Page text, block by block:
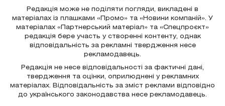
Редакція може не поділяти погляди, викладені в
матеріалах із плашками «Промо» та «Новини компаній». У
матеріалах «Партнерський матеріал» та «Спецпроєкт»
редакція бере участь у створенні контенту, однак
відповідальність за рекламні твердження несе
рекламодавець.
Редакція не несе відповідальності за фактичні дані,
твердження та оцінки, оприлюднені у рекламних
матеріалах. Відповідальність за зміст реклами відповідно
до українського законодавства несе рекламодавець.